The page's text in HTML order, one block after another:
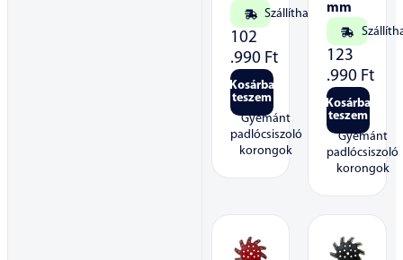
Szállítható
102
.990 Ft
Kosárba
teszem
Gyémánt
padlócsiszoló
korongok
mm
123
.990 Ft
Kosárba
teszem
Gyémánt
padlócsiszoló
korongok